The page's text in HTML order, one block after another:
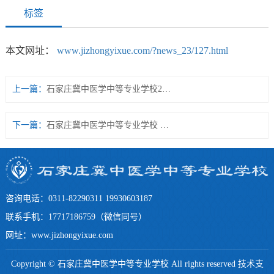
标签
本文网址： www.jizhongyixue.com/?news_23/127.html
上一篇：
下一篇：
咨询电话：0311-82290311 19930603187
联系手机：17717186759（微信同号）
网址：www.jizhongyixue.com
Copyright © 石家庄冀中医学中等专业学校 All rights reserved 技术支